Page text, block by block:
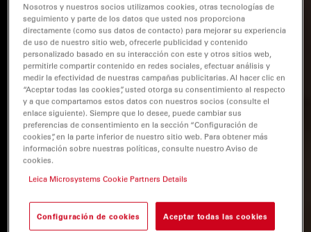
Nosotros y nuestros socios utilizamos cookies, otras tecnologías de
seguimiento y parte de los datos que usted nos proporciona
directamente (como sus datos de contacto) para mejorar su experiencia
de uso de nuestro sitio web, ofrecerle publicidad y contenido
personalizado basado en su interacción con este y otros sitios web,
permitirle compartir contenido en redes sociales, efectuar análisis y
medir la efectividad de nuestras campañas publicitarias. Al hacer clic en
“Aceptar todas las cookies”, usted otorga su consentimiento al respecto
y a que compartamos estos datos con nuestros socios (consulte el
enlace siguiente). Siempre que lo desee, puede cambiar sus
preferencias de consentimiento en la sección “Configuración de
cookies”, en la parte inferior de nuestro sitio web. Para obtener más
información sobre nuestras políticas, consulte nuestro Aviso de
cookies.
Leica Microsystems Cookie Partners Details
Configuración de cookies Aceptar todas las cookies